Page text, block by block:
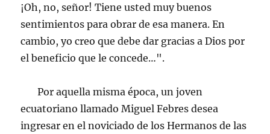
¡Oh, no, señor! Tiene usted muy buenos
sentimientos para obrar de esa manera. En
cambio, yo creo que debe dar gracias a Dios por
el beneficio que le concede…".
Por aquella misma época, un joven
ecuatoriano llamado Miguel Febres desea
ingresar en el noviciado de los Hermanos de las